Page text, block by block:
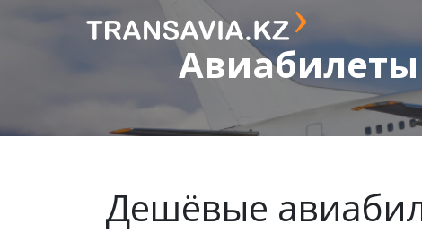
Авиабилеты
Дешёвые